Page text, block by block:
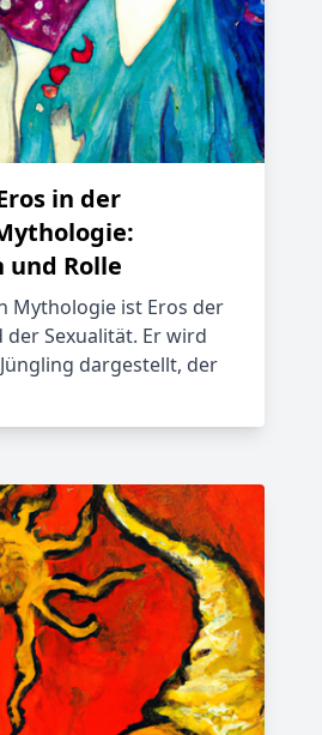
in der
Rolle
Mythologie ist Eros der
Sexualität. Er wird
dargestellt, der